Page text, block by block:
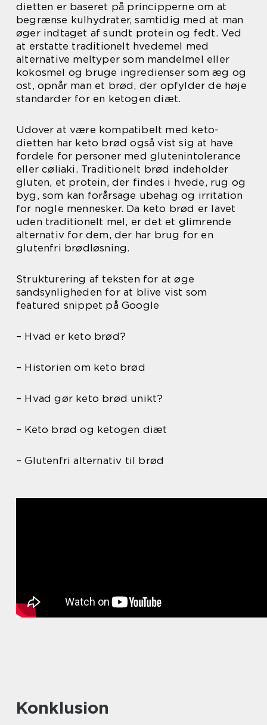
dietten er baseret på principperne om at
begrænse kulhydrater, samtidig med at man
øger indtaget af sundt protein og fedt. Ved
at erstatte traditionelt hvedemel med
alternative meltyper som mandelmel eller
kokosmel og bruge ingredienser som æg og
ost, opnår man et brød, der opfylder de høje
standarder for en ketogen diæt.
Udover at være kompatibelt med keto-
dietten har keto brød også vist sig at have
fordele for personer med glutenintolerance
eller cøliaki. Traditionelt brød indeholder
gluten, et protein, der findes i hvede, rug og
byg, som kan forårsage ubehag og irritation
for nogle mennesker. Da keto brød er lavet
uden traditionelt mel, er det et glimrende
alternativ for dem, der har brug for en
glutenfri brødløsning.
Strukturering af teksten for at øge
sandsynligheden for at blive vist som
featured snippet på Google
– Hvad er keto brød?
– Historien om keto brød
– Hvad gør keto brød unikt?
– Keto brød og ketogen diæt
– Glutenfri alternativ til brød
Konklusion